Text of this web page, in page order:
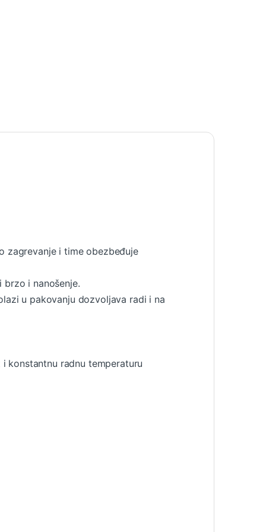
zagrevanje i time obezbeđuje
i nanošenje.
u pakovanju dozvoljava radi i na
konstantnu radnu temperaturu